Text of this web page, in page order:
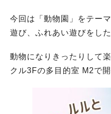
今回は「動物園」をテー
遊び、ふれあい遊びをした
動物になりきったりして
クル3Fの多目的室 M2で開